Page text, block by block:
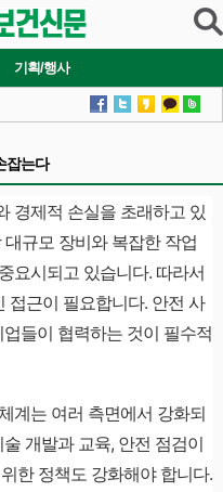
기획/행사
잡는다
경제적 손실을 초래하고 있
규모 장비와 복잡한 작업
요시되고 있습니다. 따라서
접근이 필요합니다. 안전 사
들이 협력하는 것이 필수적
계는 여러 측면에서 강화되
개발과 교육, 안전 점검이
한 정책도 강화해야 합니다.